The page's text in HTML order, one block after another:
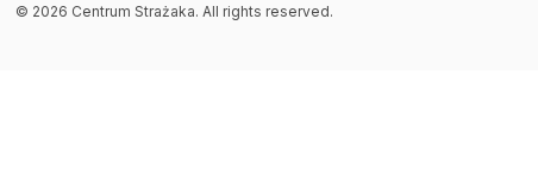
© 2026 Centrum Strażaka. All rights reserved.